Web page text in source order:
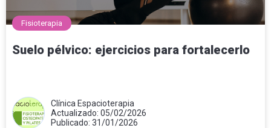
Fisioterapia
Suelo pélvico: ejercicios para fortalecerlo
Clínica Espacioterapia
Actualizado: 05/02/2026
Publicado: 31/01/2026